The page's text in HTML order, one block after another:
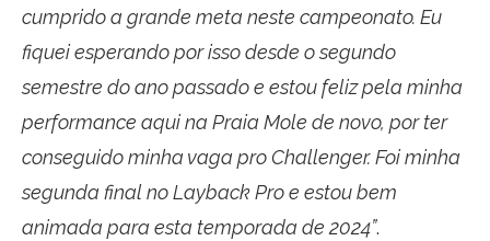
cumprido a grande meta neste campeonato. Eu
fiquei esperando por isso desde o segundo
semestre do ano passado e estou feliz pela minha
performance aqui na Praia Mole de novo, por ter
conseguido minha vaga pro Challenger. Foi minha
segunda final no Layback Pro e estou bem
animada para esta temporada de 2024”.